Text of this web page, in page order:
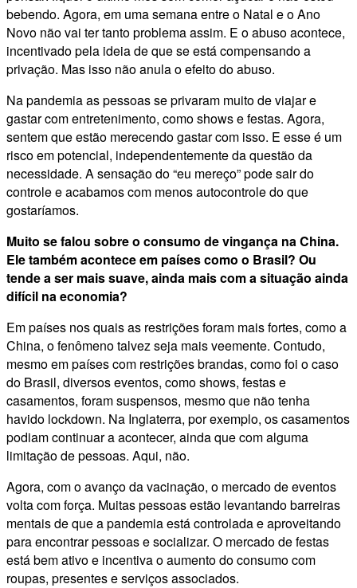
bebendo. Agora, em uma semana entre o Natal e o Ano
Novo não vai ter tanto problema assim. E o abuso acontece,
incentivado pela ideia de que se está compensando a
privação. Mas isso não anula o efeito do abuso.
Na pandemia as pessoas se privaram muito de viajar e
gastar com entretenimento, como shows e festas. Agora,
sentem que estão merecendo gastar com isso. E esse é um
risco em potencial, independentemente da questão da
necessidade. A sensação do “eu mereço” pode sair do
controle e acabamos com menos autocontrole do que
gostaríamos.
Muito se falou sobre o consumo de vingança na China.
Ele também acontece em países como o Brasil? Ou
tende a ser mais suave, ainda mais com a situação ainda
difícil na economia?
Em países nos quais as restrições foram mais fortes, como a
China, o fenômeno talvez seja mais veemente. Contudo,
mesmo em países com restrições brandas, como foi o caso
do Brasil, diversos eventos, como shows, festas e
casamentos, foram suspensos, mesmo que não tenha
havido lockdown. Na Inglaterra, por exemplo, os casamentos
podiam continuar a acontecer, ainda que com alguma
limitação de pessoas. Aqui, não.
Agora, com o avanço da vacinação, o mercado de eventos
volta com força. Muitas pessoas estão levantando barreiras
mentais de que a pandemia está controlada e aproveitando
para encontrar pessoas e socializar. O mercado de festas
está bem ativo e incentiva o aumento do consumo com
roupas, presentes e serviços associados.